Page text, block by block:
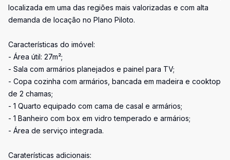
localizada em uma das regiões mais valorizadas e com alta
demanda de locação no Plano Piloto.
Características do imóvel:
- Área útil: 27m²;
- Sala com armários planejados e painel para TV;
- Copa cozinha com armários, bancada em madeira e cooktop
de 2 chamas;
- 1 Quarto equipado com cama de casal e armários;
- 1 Banheiro com box em vidro temperado e armários;
- Área de serviço integrada.
Caraterísticas adicionais: